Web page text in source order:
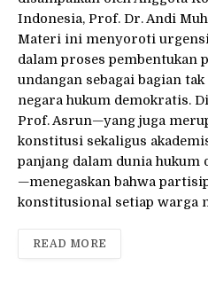
Indonesia, Prof. Dr. Andi
Materi ini menyoroti
dalam proses pembentukan
undangan sebagai bagian
negara hukum demokratis.
Prof. Asrun—yang juga
konstitusi sekaligus
panjang dalam dunia hukum
—menegaskan bahwa
konstitusional setiap warga
READ MORE